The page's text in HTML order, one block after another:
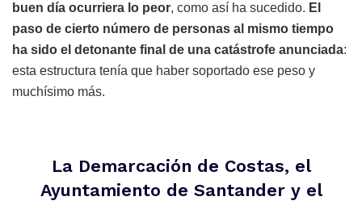
buen día ocurriera lo peor, como así ha sucedido. El
paso de cierto número de personas al mismo tiempo
ha sido el detonante final de una catástrofe anunciada:
esta estructura tenía que haber soportado ese peso y
muchísimo más.
La Demarcación de Costas, el
Ayuntamiento de Santander y el